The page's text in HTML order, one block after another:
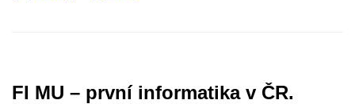
FI MU – první informatika v ČR.